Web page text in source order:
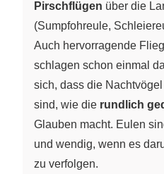
Pirschflügen über die
(Sumpfohreule,
Auch hervorragende
schlagen schon einmal
sich, dass die
sind, wie die rundlich
Glauben macht. Eulen
und wendig, wenn es
zu verfolgen.